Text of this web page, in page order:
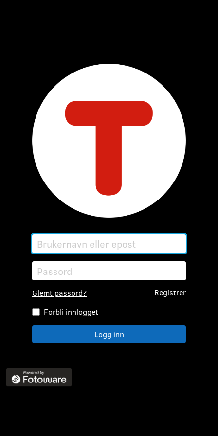
Brukernavn
eller
epost
Passord
Forbli innlogget
Logg inn
Glemt passord? Registrer